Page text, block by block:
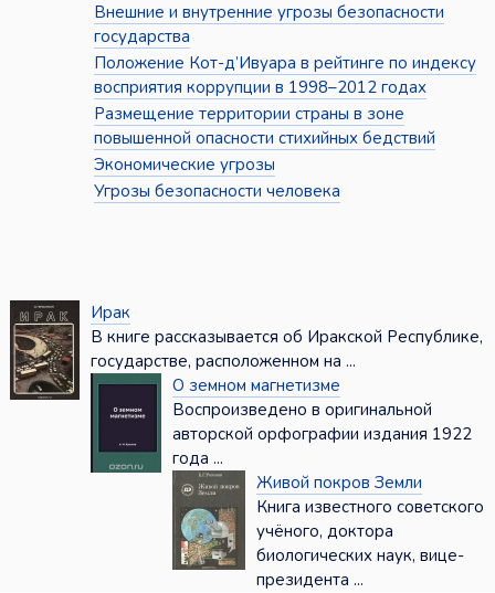
Внешние и внутренние угрозы безопасности
государства
Положение Кот-д’Ивуара в рейтинге по индексу
восприятия коррупции в 1998–2012 годах
Размещение территории страны в зоне
повышенной опасности стихийных бедствий
Экономические угрозы
Угрозы безопасности человека
Ирак
В книге рассказывается об Иракской Республике,
государстве, расположенном на ...
О земном магнетизме
Воспроизведено в оригинальной
авторской орфографии издания 1922
года ...
Живой покров Земли
Книга известного советского
учёного, доктора
биологических наук, вице-
президента ...